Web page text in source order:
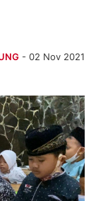
- 02 Nov 2021